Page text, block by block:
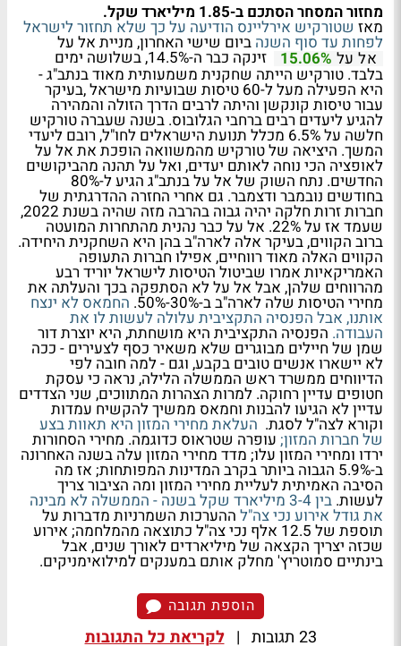
מחזור המסחר הסתכם ב-1.85 מיליארד שקל.
מאז שטורקיש אירליינס הודיעה על כך שלא תחזור לישראל
לפחות עד סוף השנה ביום שישי האחרון, מניית אל על
אל על 15.06% זינקה כבר ה-14.5%, בשלושה ימים
בלבד. טורקיש הייתה שחקנית משמעותית מאוד בנתב"ג -
היא הפעילה מעל ל-60 טיסות שבועיות מישראל ,בעיקר
עבור טיסות קונקשן והיתה לרבים הדרך הזולה והמהירה
להגיע ליעדים רבים ברחבי הגלובוס. בשנה שעברה טורקיש
חלשה על 6.5% מכלל תנועת הישראלים לחו"ל, רובם ליעדי
המשך. היציאה של טורקיש מהמשוואה הופכת את אל על
לאופציה הכי נוחה לאותם יעדים, ואל על תהנה מהביקושים
החדשים. נתח השוק של אל על בנתב"ג הגיע ל-80%
בחודשים נובמבר ודצמבר. גם אחרי החזרה ההדרגתית של
חברות זרות חלקה יהיה גבוה בהרבה מזה שהיה בשנת 2022,
שעמד אז על 22%. אל על כבר נהנית מהתחרות המועטה
ברוב הקווים, בעיקר אלה לארה"ב בהן היא השחקנית היחידה.
הקווים האלה מאוד רווחיים, אפילו חברות התעופה
האמריקאיות אמרו שביטול הטיסות לישראל יוריד רבע
מהרווחים שלהן, אבל אל על לא הסתפקה בכך והעלתה את
מחירי הטיסות שלה לארה"ב ב-30%-50%. החמאס לא ינצח
אותנו, אבל הפנסיה התקציבית עלולה לעשות לו את
העבודה. הפנסיה התקציבית היא מושחתת, היא יוצרת דור
שמן של חיילים מבוגרים שלא משאיר כסף לצעירים - ככה
לא יישארו אנשים טובים בקבע, וגם - למה חובה לפי
הדיווחים ממשרד ראש הממשלה הלילה, נראה כי עסקת
חטופים עדיין רחוקה. למרות הצהרות המתווכים, שני הצדדים
עדיין לא הגיעו להבנות וחמאס ממשיך להקשיח עמדות
וקורא לצה"ל לסגת. העלאת מחירי המזון היא תאוות בצע
של חברות המזון; עופרה שטראוס כדוגמה. מחירי הסחורות
ירדו ומחירי המזון עלו; מדד מחירי המזון עלה בשנה האחרונה
ב-5.9% הגבוה ביותר בקרב המדינות המפותחות; אז מה
הסיבה האמיתית לעליית מחירי המזון ומה הציבור צריך
לעשות. בין 3-4 מיליארד שקל בשנה - הממשלה לא מבינה
את גודל אירוע נכי צה"ל ההערכות השמרניות מדברות על
תוספת של 12.5 אלף נכי צה"ל כתוצאה מהמלחמה; אירוע
שכזה יצריך הקצאה של מיליארדים לאורך שנים, אבל
בינתיים סמוטריץ' מחלק אותם במענקים למילואימניקים.
הוספת תגובה
23 תגובות | לקריאת כל התגובות